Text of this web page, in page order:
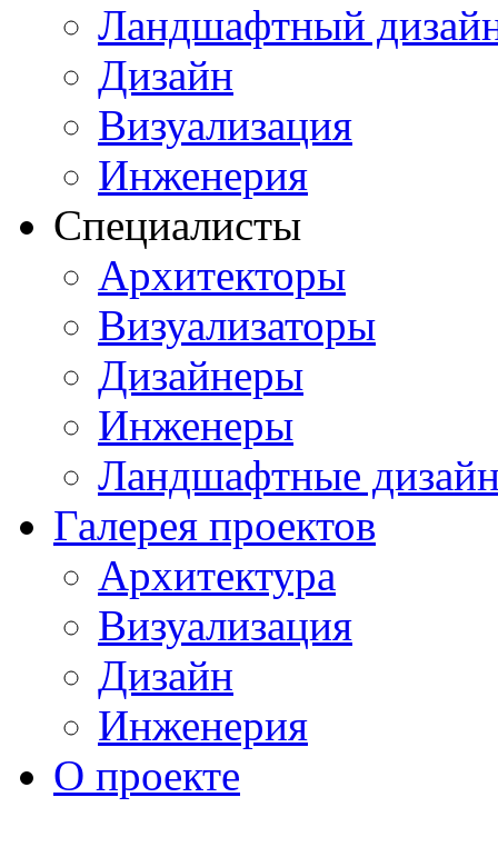
Ландшафтный
Дизайн
Визуализация
Инженерия
Специалисты
Архитекторы
Визуализаторы
Дизайнеры
Инженеры
Ландшафтные
Галерея проектов
Архитектура
Визуализация
Дизайн
Инженерия
О проекте